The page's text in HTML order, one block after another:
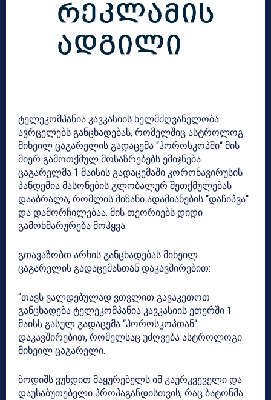
ტელეკომპანია კავკასიის ხელმძღვანელობა
ავრცელებს განცხადებას, რომელშიც ასტროლოგ
მიხეილ ცაგარელის გადაცემა “ჰოროსკოპში“ მის
მიერ გამოთქმულ მოსაზრებებს ემიჯნება.
ცაგარელმა 1 მაისის გადაცემაში კორონავირუსის
პანდემია მასონების გლობალურ შეთქმულებას
დააბრალა, რომლის მიზანი ადამიანების “დაჩიპვა“
და დამორჩილებაა. მის თეორიებს დიდი
გამოხმარურება მოჰყვა.
გთავაზობთ არხის განცხადებას მიხეილ
ცაგარელის გადაცემასთან დაკავშირებით:
“თავს ვალდებულად ვთვლით გავაკეთოთ
განცხადება ტელეკომპანია კავკასიის ეთერში 1
მაისს გასულ გადაცემა “ჰოროსკოპთან“
დაკავშირებით, რომელსაც უძღვება ასტროლოგი
მიხეილ ცაგარელი.
ბოდიშს ვუხდით მაყურებელს იმ გაურკვეველი და
დაუსაბუთებელი პროპაგანდისთვის, რაც ბატონმა